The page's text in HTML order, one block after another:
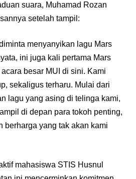
suara, Muhamad Rozan
setelah tampil:
menyanyikan lagu Mars
ini juga kali pertama Mars
besar MUI di sini. Kami
sekaligus terharu. Mulai dari
lagu yang asing di telinga kami,
di depan para tokoh penting,
berharga yang tak akan kami
mahasiswa STIS Husnul